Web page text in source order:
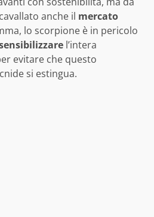
anche il mercato
lo scorpione è in pericolo
l’intera
evitare che questo
si estingua.